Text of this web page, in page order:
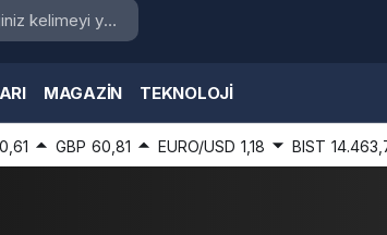
MAGAZIN TEKNOLOJI
0,61 GBP 60,81 EURO/USD 1,18 BIST